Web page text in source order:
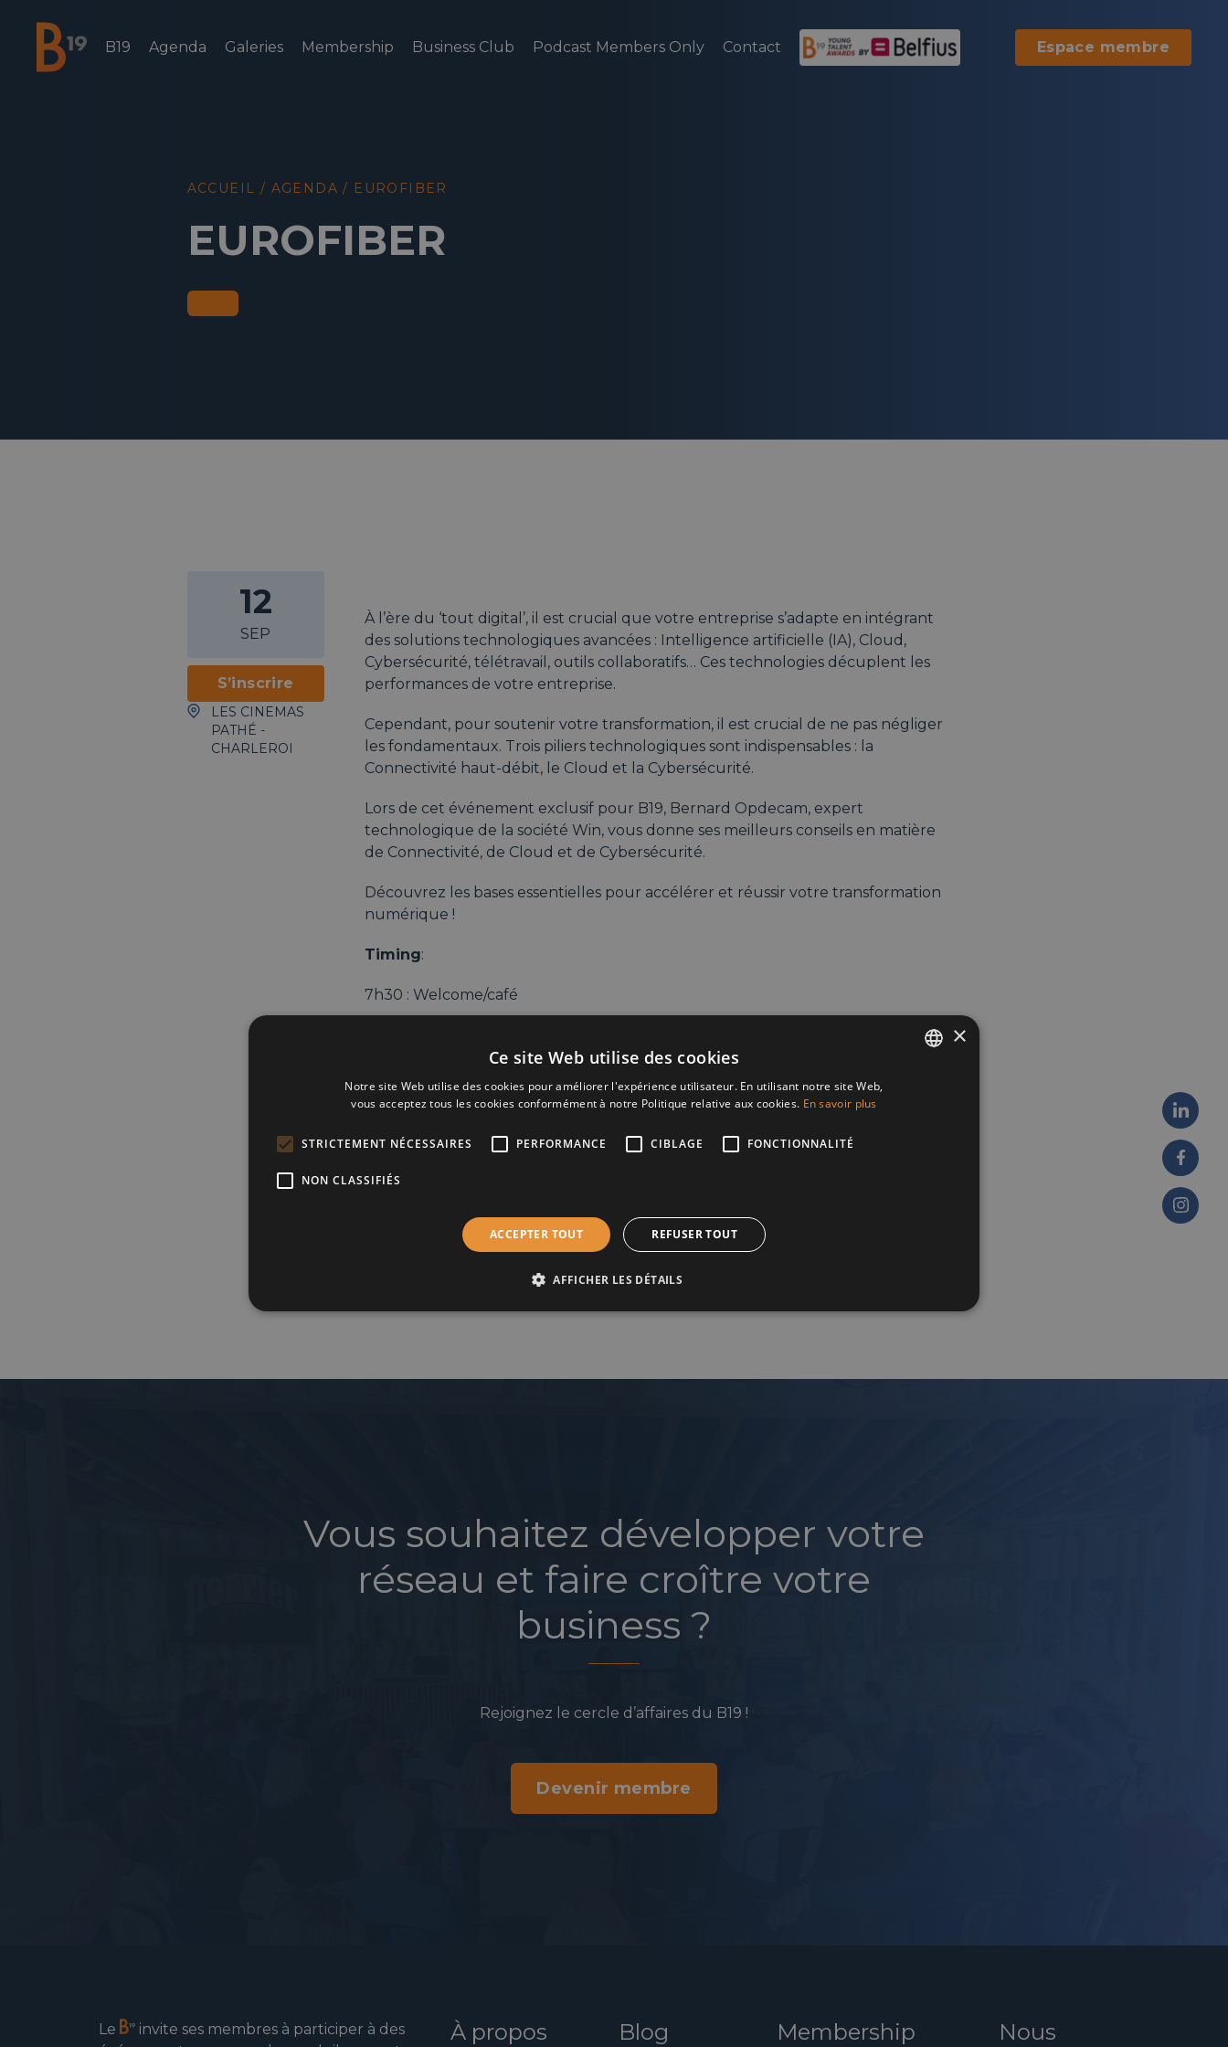
National Business Club & Networking
B19 Agenda Galeries Membership Business Club Podcast Members Only Contact Espace membre
ACCUEIL / AGENDA / EUROFIBER
EUROFIBER
12
SEP
S’inscrire
LES CINEMAS
PATHÉ -
CHARLEROI
À l’ère du ‘tout digital’, il est crucial que votre entreprise s’adapte en intégrant
des solutions technologiques avancées : Intelligence artificielle (IA), Cloud,
Cybersécurité, télétravail, outils collaboratifs… Ces technologies décuplent les
performances de votre entreprise.
Cependant, pour soutenir votre transformation, il est crucial de ne pas négliger
les fondamentaux. Trois piliers technologiques sont indispensables : la
Connectivité haut-débit, le Cloud et la Cybersécurité.
Lors de cet événement exclusif pour B19, Bernard Opdecam, expert
technologique de la société Win, vous donne ses meilleurs conseils en matière
de Connectivité, de Cloud et de Cybersécurité.
Découvrez les bases essentielles pour accélérer et réussir votre transformation
numérique !
Timing:
7h30 : Welcome/café
10h00 : Fin
Grand’Rue 141/143, 6000 Charleroi, Belgique
Vous souhaitez développer votre
réseau et faire croître votre
business ?
Rejoignez le cercle d’affaires du B19 !
Devenir membre
Le
invite ses membres à participer à des
À propos Blog Membership
Nous
×
Ce site Web utilise des cookies
Notre site Web utilise des cookies pour améliorer l'expérience utilisateur. En utilisant notre site Web,
vous acceptez tous les cookies conformément à notre Politique relative aux cookies. En savoir plus
STRICTEMENT NÉCESSAIRES PERFORMANCE CIBLAGE FONCTIONNALITÉ
NON CLASSIFIÉS
ACCEPTER TOUT REFUSER TOUT
AFFICHER LES DÉTAILS